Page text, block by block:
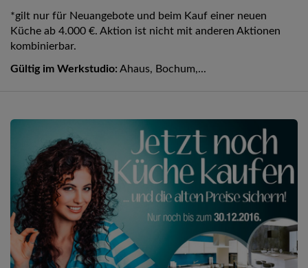
*gilt nur für Neuangebote und beim Kauf einer neuen
Küche ab 4.000 €. Aktion ist nicht mit anderen Aktionen
kombinierbar.
Gültig im Werkstudio: Ahaus, Bochum,...